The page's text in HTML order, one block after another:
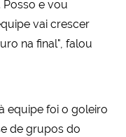
e vou
vai crescer
na final", falou
equipe foi o goleiro
de grupos do